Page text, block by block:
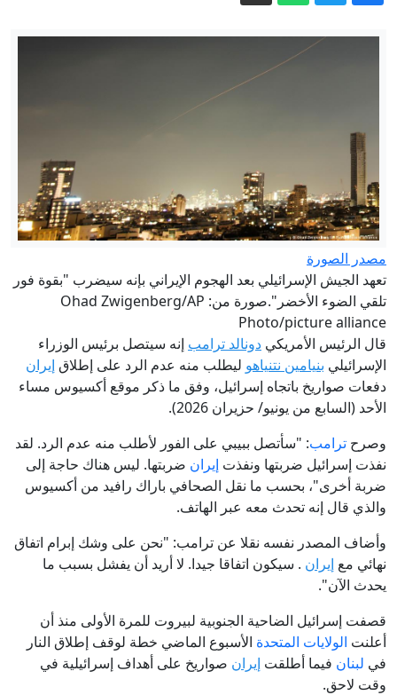
بترشيح الحزب الديمقراطي في ميشيغان؟
هل بصمة واشنطن حاضرة في اتفاق
الخارجية الروسية: يجب طي صفحة عضوية
أوكرانيا في الناتو لتحقيق سلام دائم
الليرة السورية : لماذا تعثر تطبيق "حذف
الصفرين" في الشارع السوري؟
دبي تحبط محاولة تهريب 460 جراماً من
مصدر الصورة
تعهد الجيش الإسرائيلي بعد الهجوم الإيراني بإنه سيضرب "بقوة فور
تلقي الضوء الأخضر".صورة من: Ohad Zwigenberg/AP
Photo/picture alliance
قال الرئيس الأمريكي دونالد ترامب إنه سيتصل برئيس الوزراء
الإسرائيلي بنيامين نتنياهو ليطلب منه عدم الرد على إطلاق إيران
دفعات صواريخ باتجاه إسرائيل، وفق ما ذكر موقع أكسيوس مساء
الأحد (السابع من يونيو/ حزيران 2026).
وصرح ترامب: "سأتصل ببيبي على الفور لأطلب منه عدم الرد. لقد
نفذت إسرائيل ضربتها ونفذت إيران ضربتها. ليس هناك حاجة إلى
ضربة أخرى"، بحسب ما نقل الصحافي باراك رافيد من أكسيوس
والذي قال إنه تحدث معه عبر الهاتف.
وأضاف المصدر نفسه نقلا عن ترامب: "نحن على وشك إبرام اتفاق
نهائي مع إيران . سيكون اتفاقا جيدا. لا أريد أن يفشل بسبب ما
يحدث الآن".
قصفت إسرائيل الضاحية الجنوبية لبيروت للمرة الأولى منذ أن
أعلنت الولايات المتحدة الأسبوع الماضي خطة لوقف إطلاق النار
في لبنان فيما أطلقت إيران صواريخ على أهداف إسرائيلية في
وقت لاحق.